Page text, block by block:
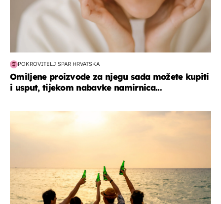
POKROVITELJ SPAR HRVATSKA
Omiljene proizvode za njegu sada možete kupiti
i usput, tijekom nabavke namirnica...